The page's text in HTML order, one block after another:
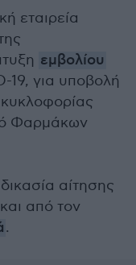
εταιρεία
εμβολίου
19, για υποβολή
Φαρμάκων
αίτησης
από τον
.